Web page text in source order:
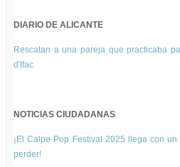
DIARIO DE ALICANTE
Rescatan a una pareja que practicaba
d'Ifac
NOTICIAS CIUDADANAS
¡El Calpe Pop Festival 2025 llega con
perder!